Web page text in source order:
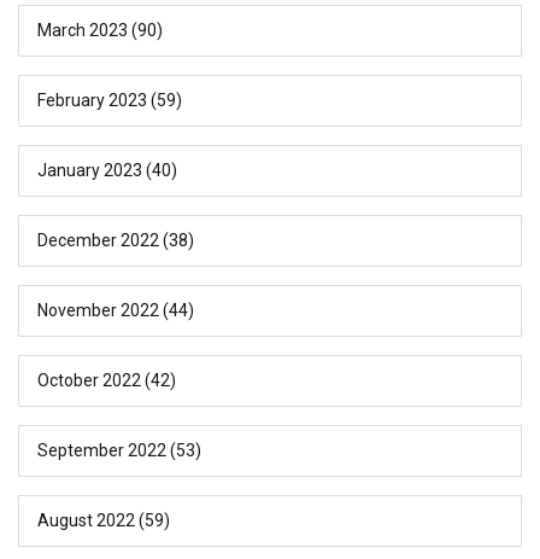
March 2023 (90)
February 2023 (59)
January 2023 (40)
December 2022 (38)
November 2022 (44)
October 2022 (42)
September 2022 (53)
August 2022 (59)